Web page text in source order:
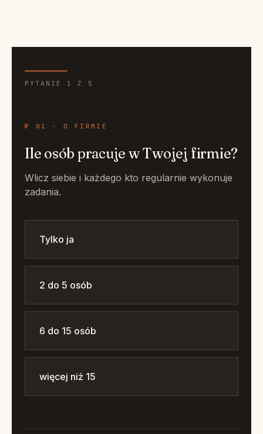
PYTANIE 1 Z 5
№ 01 · O FIRMIE
Ile osób pracuje w Twojej firmie?
Wlicz siebie i każdego kto regularnie wykonuje
zadania.
Tylko ja
2 do 5 osób
6 do 15 osób
więcej niż 15